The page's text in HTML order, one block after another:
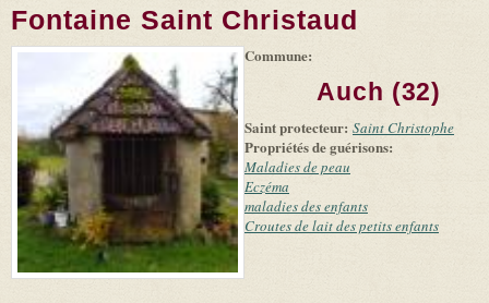
Fontaine Saint Christaud
Leaflet (link is
|
Tiles
(link is
external)
©
Microsoft
and
suppliers
Commune:
Auch (32)
Saint protecteur: Saint Christophe
Propriétés de guérisons:
Maladies de peau
Eczéma
maladies des enfants
Croutes de lait des petits enfants